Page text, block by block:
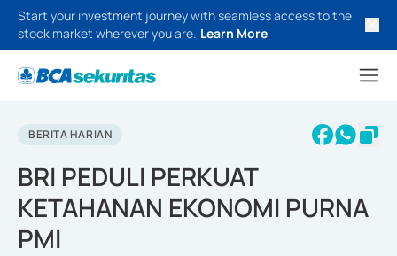
Start your investment journey with seamless access to the
stock market wherever you are. Learn More
BERITA HARIAN
BRI PEDULI PERKUAT
KETAHANAN EKONOMI PURNA
PMI